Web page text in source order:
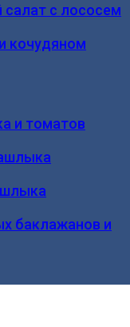
с лососем
кочудяном
и томатов
баклажанов и